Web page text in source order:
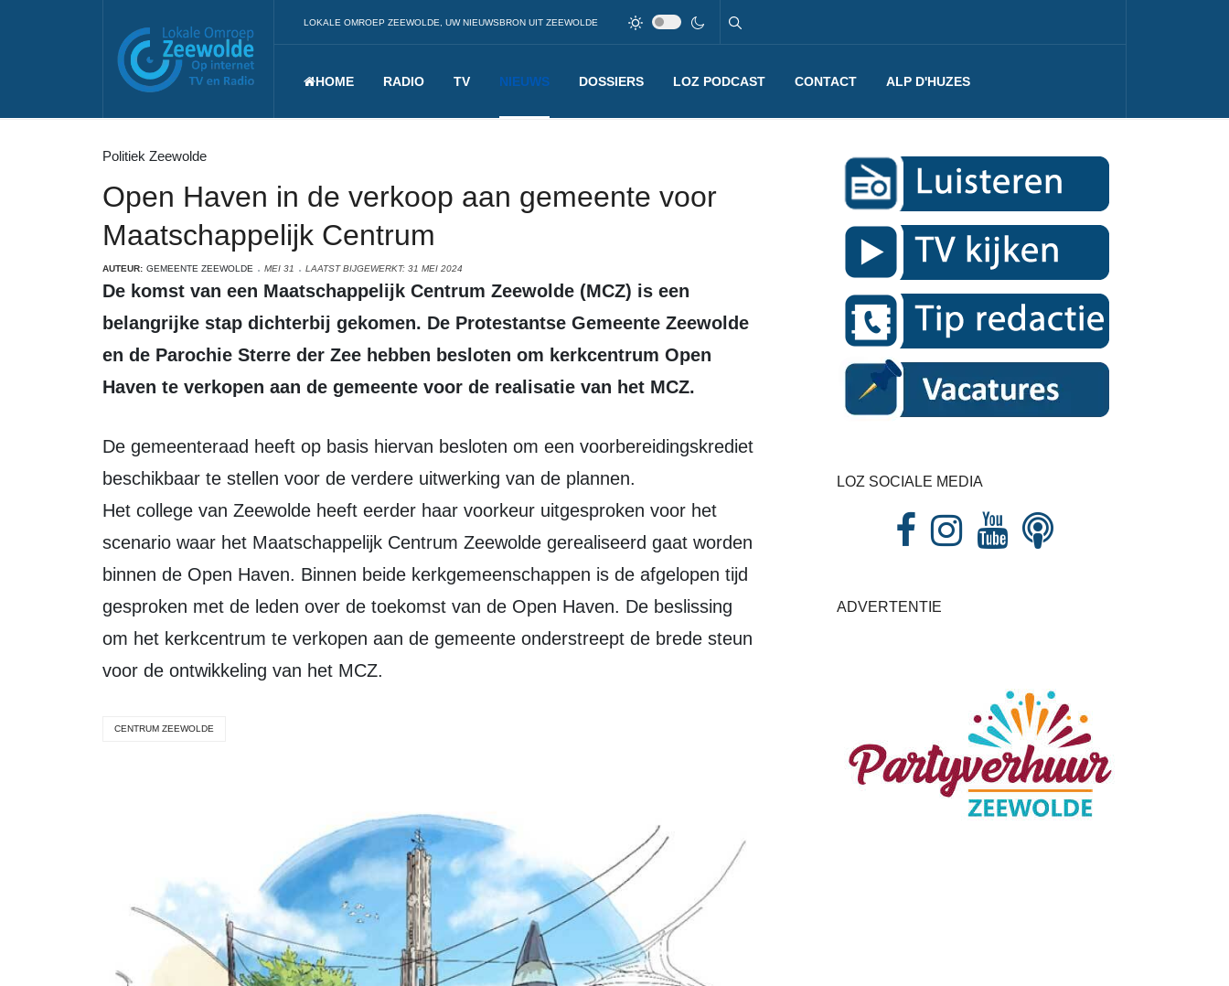
LOKALE OMROEP ZEEWOLDE, UW NIEUWSBRON UIT ZEEWOLDE
HOME RADIO TV NIEUWS DOSSIERS LOZ PODCAST CONTACT ALP D'HUZES
Politiek Zeewolde
Open Haven in de verkoop aan gemeente voor
Maatschappelijk Centrum
AUTEUR: GEMEENTE ZEEWOLDE MEI 31 LAATST BIJGEWERKT: 31 MEI 2024
De komst van een Maatschappelijk Centrum Zeewolde (MCZ) is een
belangrijke stap dichterbij gekomen. De Protestantse Gemeente Zeewolde
en de Parochie Sterre der Zee hebben besloten om kerkcentrum Open
Haven te verkopen aan de gemeente voor de realisatie van het MCZ.
De gemeenteraad heeft op basis hiervan besloten om een voorbereidingskrediet
beschikbaar te stellen voor de verdere uitwerking van de plannen.
Het college van Zeewolde heeft eerder haar voorkeur uitgesproken voor het
scenario waar het Maatschappelijk Centrum Zeewolde gerealiseerd gaat worden
binnen de Open Haven. Binnen beide kerkgemeenschappen is de afgelopen tijd
gesproken met de leden over de toekomst van de Open Haven. De beslissing
om het kerkcentrum te verkopen aan de gemeente onderstreept de brede steun
voor de ontwikkeling van het MCZ.
CENTRUM ZEEWOLDE
LOZ SOCIALE MEDIA
ADVERTENTIE